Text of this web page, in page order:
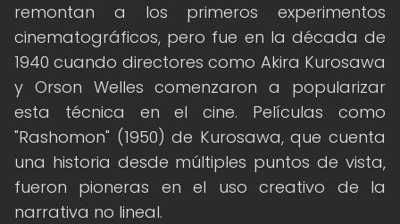
remontan a los primeros experimentos
cinematográficos, pero fue en la década de
1940 cuando directores como Akira Kurosawa
y Orson Welles comenzaron a popularizar
esta técnica en el cine. Películas como
"Rashomon" (1950) de Kurosawa, que cuenta
una historia desde múltiples puntos de vista,
fueron pioneras en el uso creativo de la
narrativa no lineal.